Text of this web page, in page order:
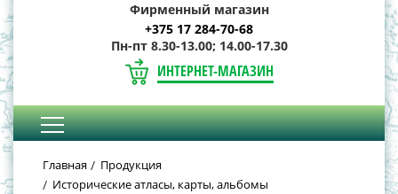
Фирменный магазин
+375 17 284-70-68
Пн-пт 8.30-13.00; 14.00-17.30
ИНТЕРНЕТ-МАГАЗИН
Главная
Продукция
Исторические атласы, карты, альбомы